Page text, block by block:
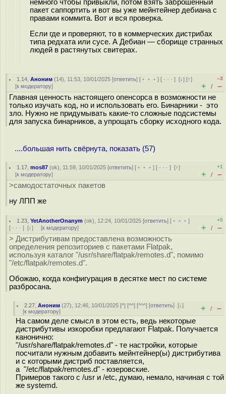
немного чтобы привыкли, потом взять заброшенный
пакет саппортить и вот вы уже мейнтейнер дебиана с
правами коммита. Вот и вся проверка.
Если где и проверяют, то в коммерческих дистрибах
типа редхата или сусе. А Дебиан — сборище странных
людей в растянутых свитерах.
1.14 ,Аноним (14), 11:53, 10/01/2025 [ответить] [ ﹢﹢﹢] [ · · ·][↓] [↑]
[к модератору]
–3
+ / –
Главная ценность настоящего опенсорса в возможности не
только изучать код, но и использовать его. Бинарники - это
зло. Нужно не придумывать какие-то сложные подсистемы
для запуска бинарников, а упрощать сборку исходного кода.
....большая нить свёрнута, показать (57)
1.17 ,mos87 (ok), 11:59, 10/01/2025 [ответить] [ ﹢﹢﹢] [ · · ·][↑]
[к модератору]
+1
+ / –
>самодостаточных пакетов
ну ЛПП же
1.23 ,YetAnotherOnanym (ok), 12:24, 10/01/2025 [ответить] [ ﹢﹢﹢]
[ · · · ] [↓] [к модератору]
+5
+ / –
> Дистрибутивам предоставлена возможность
определения репозиториев с пакетами Flatpak,
используя каталог "/usr/share/flatpak/remotes.d", помимо
"/etc/flatpak/remotes.d".
Обожаю, когда конфигурация в десятке мест по системе
разбросана.
2.27 ,Аноним (27), 12:46, 10/01/2025 [^] [^^] [^^^] [ответить][↓]
[к модератору] + / –
На самом деле смысл в этом есть, ведь некоторые
дистрибутивы изкоробки предлагают Flatpak. Получается
канонично:
"/usr/share/flatpak/remotes.d" - те настройки, которые
посчитали нужным добавить мейнтейнер(ы) дистрибутива
и с которыми дистриб поставляется,
а "/etc/flatpak/remotes.d" - юзеровские.
Примеров такого с /usr и /etc, думаю, немало, начиная с той
же systemd.